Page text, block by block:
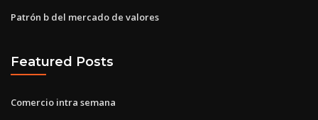
Patrón b del mercado de valores
Featured Posts
Comercio intra semana